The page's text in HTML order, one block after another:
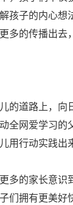
孩子的内心想
多的传播出去
道路上，向日
全网爱学习的
用行动实践出
的家长意识到
们拥有更美好